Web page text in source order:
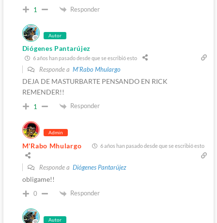
1 Responder
Autor
Diógenes Pantarújez
6 años han pasado desde que se escribió esto
Responde a M'Rabo Mhulargo
DEJA DE MASTURBARTE PENSANDO EN RICK
REMENDER!!
1 Responder
Admin
M'Rabo Mhulargo 6 años han pasado desde que se escribió esto
Responde a Diógenes Pantarújez
obligame!!
0 Responder
Autor